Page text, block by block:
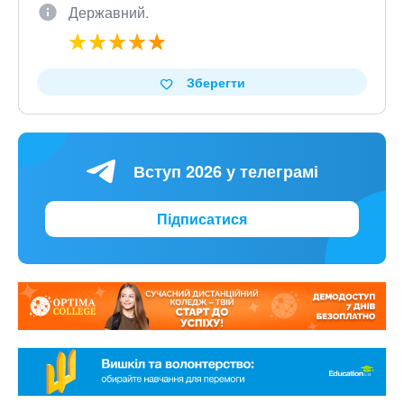
Державний.
Зберегти
Вступ 2026 у телеграмі
Підписатися